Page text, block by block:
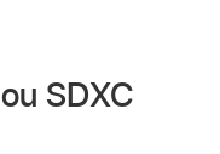
SDXC